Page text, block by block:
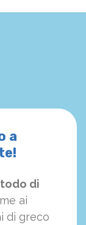
a
di
ai
di greco